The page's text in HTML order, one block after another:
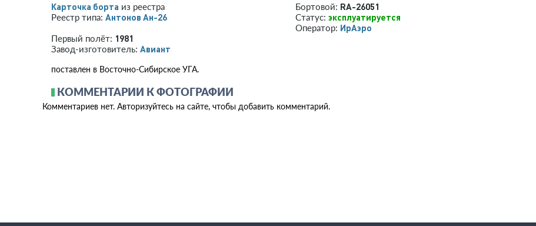
Карточка борта из реестра
Реестр типа: Антонов Ан-26
Первый полёт: 1981
Завод-изготовитель: Авиант
Бортовой: RA-26051
Статус: эксплуатируется
Оператор: ИрАэро
поставлен в Восточно-Сибирское УГА.
КОММЕНТАРИИ К ФОТОГРАФИИ
Комментариев нет. Авторизуйтесь на сайте, чтобы добавить комментарий.